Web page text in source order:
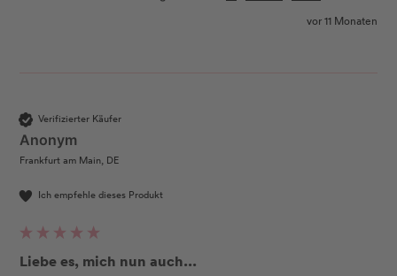
vor 11 Monaten
Verifizierter Käufer
Anonym
Frankfurt am Main, DE
Ich empfehle dieses Produkt
Liebe es, mich nun auch...